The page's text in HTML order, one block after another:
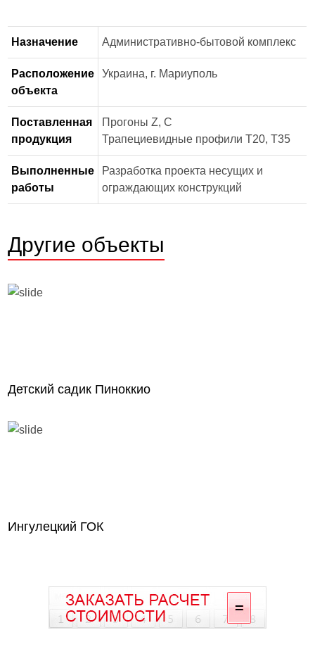
Назначение Административно-бытовой комплекс
Расположение
объекта
Украина, г. Мариуполь
Поставленная
продукция
Прогоны Z, C
Трапециевидные профили Т20, Т35
Выполненные
работы
Разработка проекта несущих и
ограждающих конструкций
Другие объекты
Детский садик Пиноккио
Ингулецкий ГОК